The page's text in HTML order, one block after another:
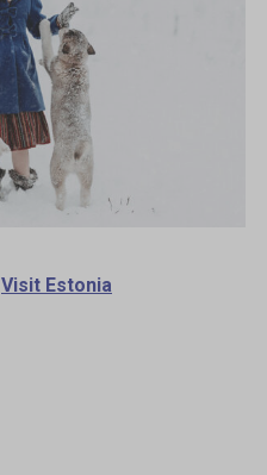
Visit Estonia